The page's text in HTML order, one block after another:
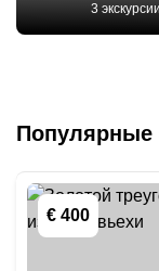
3 экскурсии
Популярные
€ 400